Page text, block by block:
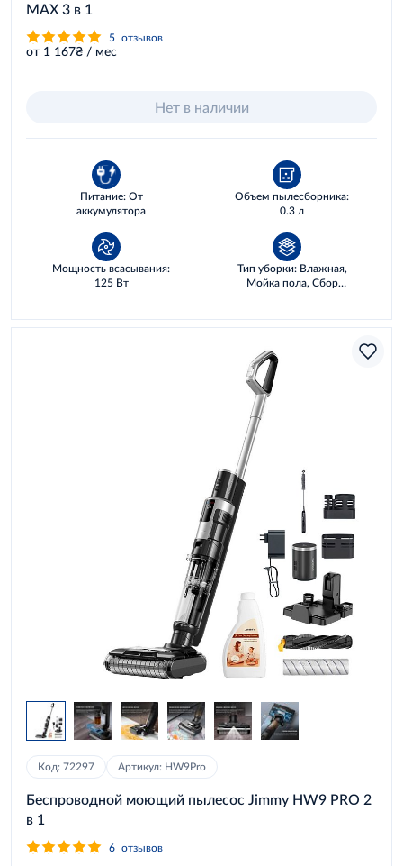
MAX 3 в 1
5 отзывов
от 1 167₴ / мес
Нет в наличии
Питание: От
аккумулятора
Объем пылесборника:
0.3 л
Мощность всасывания:
125 Вт
Тип уборки: Влажная,
Мойка пола, Сбор
Код: 72297 Артикул: HW9Pro
Беспроводной моющий пылесос Jimmy HW9 PRO 2
в 1
6 отзывов